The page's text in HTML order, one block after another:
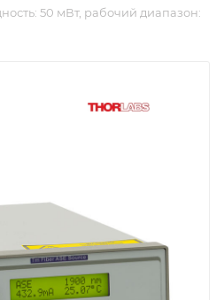
50 мВт, рабочий диапазон: